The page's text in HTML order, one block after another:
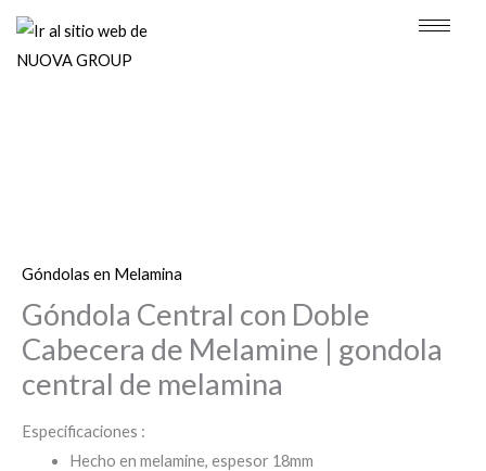
contenido
Góndolas en Melamina
Góndola Central con Doble
Cabecera de Melamine | gondola
central de melamina
Especificaciones :
Hecho en melamine, espesor 18mm